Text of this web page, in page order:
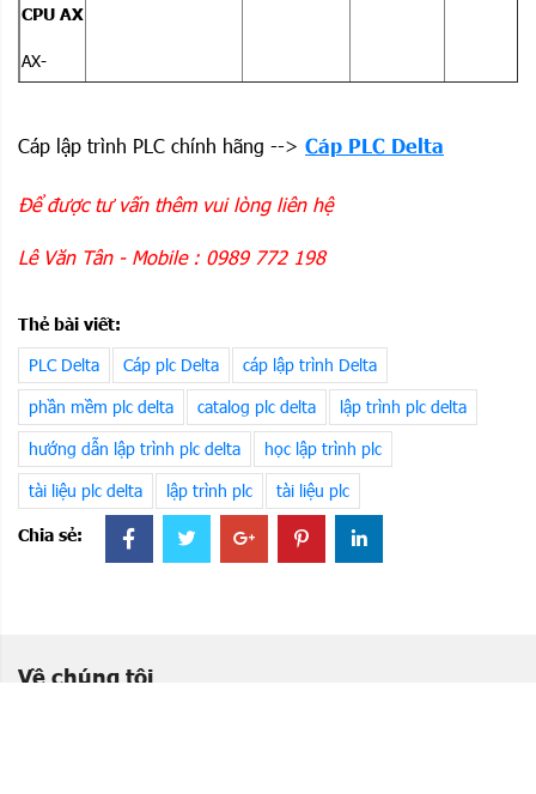
A
USB,
RS-485 x
CPU AX
AX-
C12E
AX-
308E
AX-
816E
AX-
832E
AX-
864E
-Điều khiển EtherCat
cao 200 Khz
RS485/232/Ethernet
DOWNLOAD
Cáp lập trình PLC chính hãng --> Cáp PLC Delta
Để được tư vấn thêm vui lòng liên hệ
Lê Văn Tân - Mobile : 0989 772 198
Thẻ bài viết:
PLC Delta Cáp plc Delta
cáp lập trình Delta
phần mềm plc delta
catalog plc delta
lập trình plc delta
hướng dẫn lập trình plc delta
học lập trình plc
tài liệu plc delta
lập trình plc tài liệu plc
Chia sẻ:
Về chúng tôi